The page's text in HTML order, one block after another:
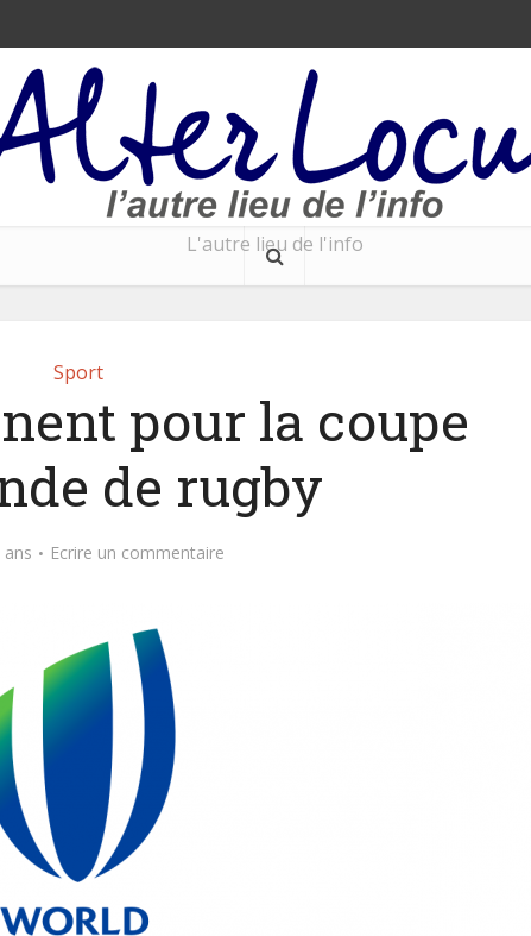
L'autre lieu de l'info
Sport
pour la coupe
de rugby
ans Ecrire un commentaire